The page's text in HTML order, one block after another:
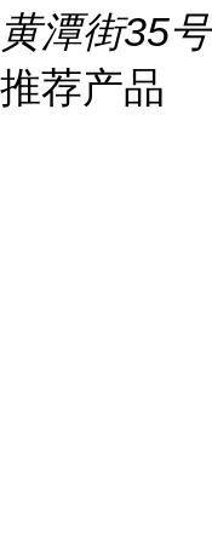
黄潭街35号
推荐产品